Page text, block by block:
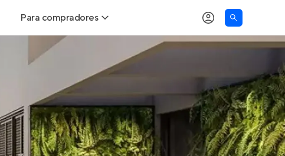
Para compradores
Buscar um imóvel novo
Calcule seu Poder de Compra
Comprar x Alugar
Correção do INCC